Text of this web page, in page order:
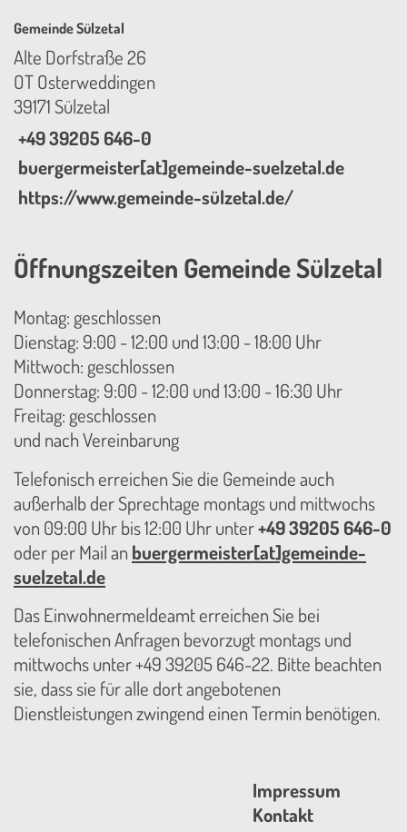
Gemeinde Sülzetal
Alte Dorfstraße 26
OT Osterweddingen
39171 Sülzetal
+49 39205 646-0
buergermeister[at]gemeinde-suelzetal.de
https://www.gemeinde-sülzetal.de/
Öffnungszeiten Gemeinde Sülzetal
Montag: geschlossen
Dienstag: 9:00 - 12:00 und 13:00 - 18:00 Uhr
Mittwoch: geschlossen
Donnerstag: 9:00 - 12:00 und 13:00 - 16:30 Uhr
Freitag: geschlossen
und nach Vereinbarung
Telefonisch erreichen Sie die Gemeinde auch
außerhalb der Sprechtage montags und mittwochs
von 09:00 Uhr bis 12:00 Uhr unter+49 39205 646-0
oder per Mail an buergermeister[at]gemeinde-
suelzetal.de
Das Einwohnermeldeamt erreichen Sie bei
telefonischen Anfragen bevorzugt montags und
mittwochs unter +49 39205 646-22. Bitte beachten
sie, dass sie für alle dort angebotenen
Dienstleistungen zwingend einen Termin benötigen.
Impressum
Kontakt